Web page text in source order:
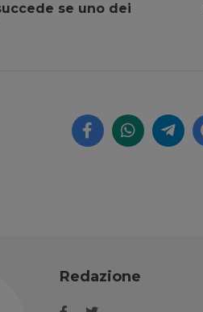
se uno dei
Redazione